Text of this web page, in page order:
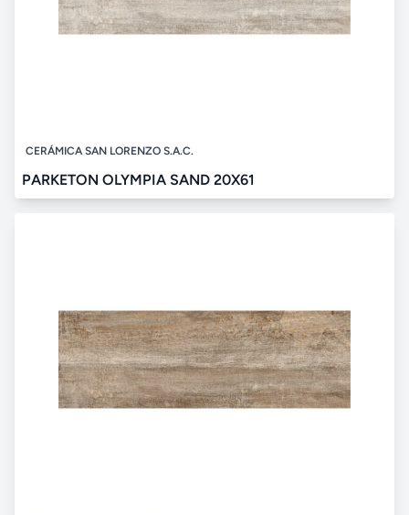
CERÁMICA SAN LORENZO S.A.C.
PARKETON OLYMPIA SAND 20X61